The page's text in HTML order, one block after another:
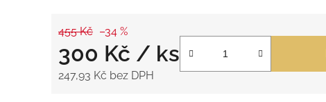
455 Kč –34 %
300 Kč / ks
247,93 Kč bez DPH